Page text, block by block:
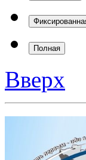
Полная
Вверх